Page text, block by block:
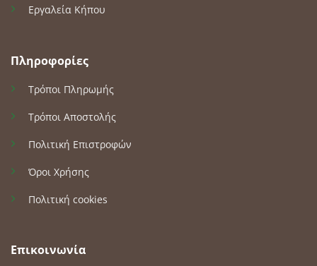
Εργαλεία Κήπου
Πληροφορίες
Τρόποι Πληρωμής
Τρόποι Αποστολής
Πολιτική Επιστροφών
Όροι Χρήσης
Πολιτική cookies
Επικοινωνία